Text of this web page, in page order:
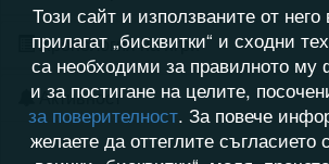
Хронология на игри
Активност
Този сайт и използваните от
прилагат „бисквитки“ и сходни
са необходими за правилното му
и за постигане на целите,
за поверителност. За повече
желаете да оттеглите съгласието